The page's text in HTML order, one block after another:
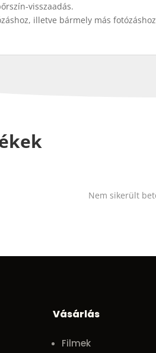
visszaadás.
illetve bármely más
Nem sikerült
Vásárlás
Filmek